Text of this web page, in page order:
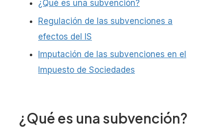
¿Qué es una subvención?
Regulación de las subvenciones a
efectos del IS
Imputación de las subvenciones en el
Impuesto de Sociedades
¿Qué es una subvención?